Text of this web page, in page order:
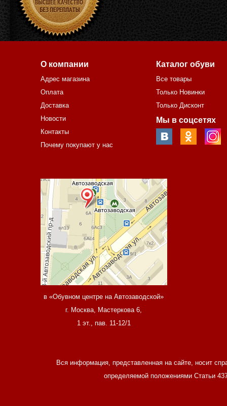
О компании
Адрес магазина
Оплата
Доставка
Новости
Контакты
Почему покупают у нас
Каталог обуви
Все товары
Только Новинки
Только Дисконт
Мы в соцсетях
в «Обувном центре на Автозаводской»
г. Москва, Мастеркова 6,
1 эт., пав. 11-12/1
Вся информация, представленная на сайте, носит
определяемой положениями Статьи